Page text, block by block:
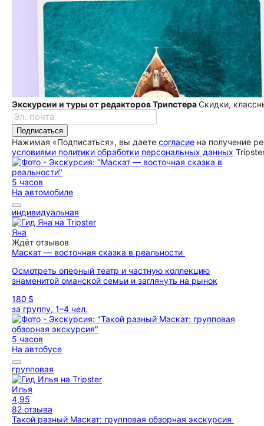
Экскурсии и туры от редакторов ТрипстераСкидки,
Подписаться
Нажимая «Подписаться», вы даете согласие на получение
условиями политики обработки персональных данных
5 часов
На автомобиле
индивидуальная
Яна
Ждёт отзывов
Маскат — восточная сказка в реальности
Осмотреть оперный театр и частную коллекцию
знаменитой оманской семьи и заглянуть на рынок
180 $
за группу, 1–4 чел.
5 часов
На автобусе
групповая
Илья
4,95
82 отзыва
Такой разный Маскат: групповая обзорная экскурсия